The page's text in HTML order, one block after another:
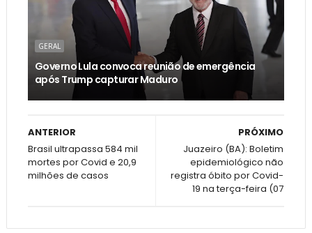
GERAL
Governo Lula convoca reunião de emergência
após Trump capturar Maduro
PRÓXIMO
Juazeiro (BA): Boletim
epidemiológico não
registra óbito por Covid-
19 na terça-feira (07
ANTERIOR
Brasil ultrapassa 584 mil
mortes por Covid e 20,9
milhões de casos